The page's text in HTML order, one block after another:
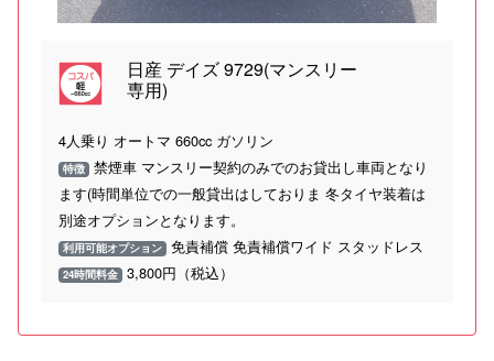
日産 デイズ 9729(マンスリー
専用)
4人乗り オートマ 660cc ガソリン
特徴 禁煙車 マンスリー契約のみでのお貸出し車両となり
ます(時間単位での一般貸出はしておりま 冬タイヤ装着は
別途オプションとなります。
利用可能オプション 免責補償 免責補償ワイド スタッドレス
24時間料金 3,800円（税込）